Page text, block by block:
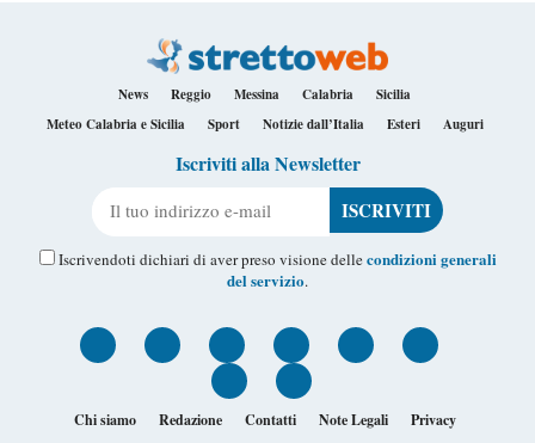
News Reggio Messina Calabria
Sicilia
Meteo Calabria e Sicilia
Sport Notizie dall’Italia Esteri Auguri
Iscriviti alla Newsletter
Iscrivendoti dichiari di aver preso visione dellecondizioni generali
del servizio.
Chi siamo Redazione Contatti Note Legali
Privacy